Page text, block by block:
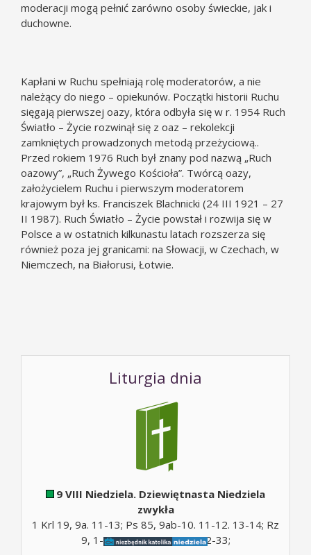
moderacji mogą pełnić zarówno osoby świeckie, jak i
duchowne.
Kapłani w Ruchu spełniają rolę moderatorów, a nie
należący do niego – opiekunów. Początki historii Ruchu
sięgają pierwszej oazy, która odbyła się w r. 1954 Ruch
Światło – Życie rozwinął się z oaz – rekolekcji
zamkniętych prowadzonych metodą przeżyciową..
Przed rokiem 1976 Ruch był znany pod nazwą „Ruch
oazowy”, „Ruch Żywego Kościoła”. Twórcą oazy,
założycielem Ruchu i pierwszym moderatorem
krajowym był ks. Franciszek Blachnicki (24 III 1921 – 27
II 1987). Ruch Światło – Życie powstał i rozwija się w
Polsce a w ostatnich kilkunastu latach rozszerza się
również poza jej granicami: na Słowacji, w Czechach, w
Niemczech, na Białorusi, Łotwie.
Liturgia dnia
9 VIII Niedziela. Dziewiętnasta Niedziela
zwykła
1 Krl 19, 9a. 11-13; Ps 85, 9ab-10. 11-12. 13-14; Rz
9, 1-5; Ps 130, 5; Mt 14, 22-33;